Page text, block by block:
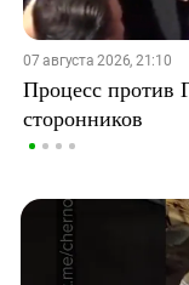
07 августа 2026, 21:10
Процесс против
сторонников